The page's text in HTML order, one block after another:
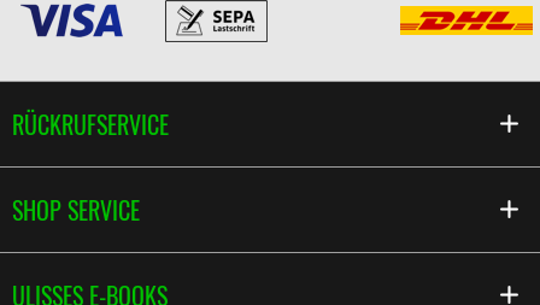
RÜCKRUFSERVICE
SHOP SERVICE
ULISSES E-BOOKS